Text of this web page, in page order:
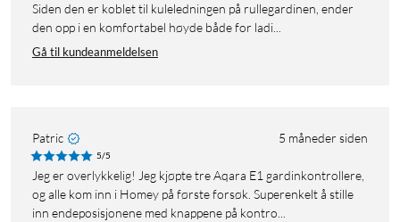
Siden den er koblet til kuleledningen på rullegardinen, ender
den opp i en komfortabel høyde både for ladi...
Gå til kundeanmeldelsen
Patric 5 måneder siden
5/5
Jeg er overlykkelig! Jeg kjøpte tre Aqara E1 gardinkontrollere,
og alle kom inn i Homey på første forsøk. Superenkelt å stille
inn endeposisjonene med knappene på kontro...